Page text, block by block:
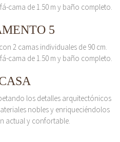
cama de 1.50 m y baño completo.
5
2 camas individuales de 90 cm.
cama de 1.50 m y baño completo.
los detalles arquitectónicos
nobles y enriqueciéndolos
actual y confortable.